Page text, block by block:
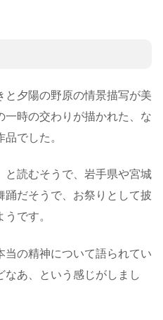
夕陽の野原の情景描写が美
一時の交わりが描かれた、な
でした。
と読むそうで、岩手県や宮城
踊だそうで、お祭りとして披
です。
当の精神について語られてい
なあ、という感じがしまし